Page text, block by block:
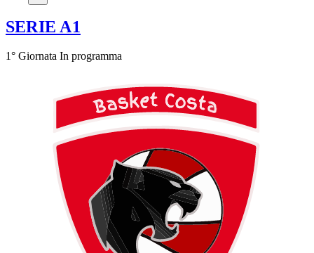
SERIE A1
1° Giornata In programma